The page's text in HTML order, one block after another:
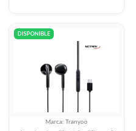
DISPONIBLE
Marca: Tranyoo